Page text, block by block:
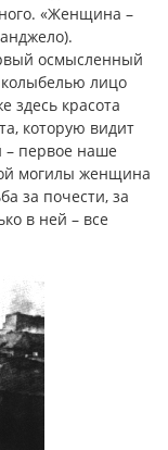
«Женщина –
осмысленный
колыбелью лицо
здесь красота
которую видит
– первое наше
могилы женщина
за почести, за
в ней – все